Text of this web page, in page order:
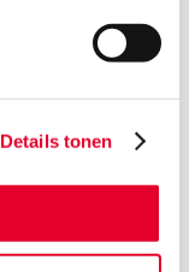
Details tonen